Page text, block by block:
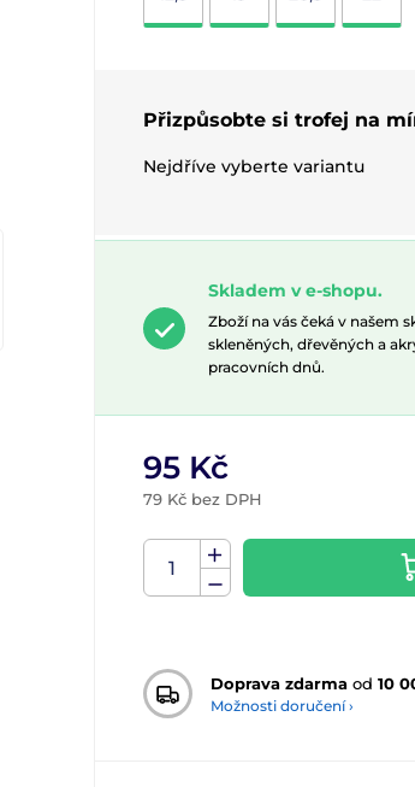
Přizpůsobte si trofej na
Nejdříve vyberte variantu
Skladem v e-shopu.
Zboží na vás čeká v našem
skleněných, dřevěných a
pracovních dnů.
95 Kč
79 Kč bez DPH
Doprava zdarma od 10
Možnosti doručení ›